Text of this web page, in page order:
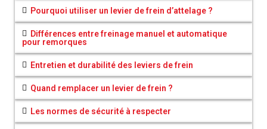
Pourquoi utiliser un levier de frein d’attelage ?
Différences entre freinage manuel et automatique
pour remorques
Entretien et durabilité des leviers de frein
Quand remplacer un levier de frein ?
Les normes de sécurité à respecter